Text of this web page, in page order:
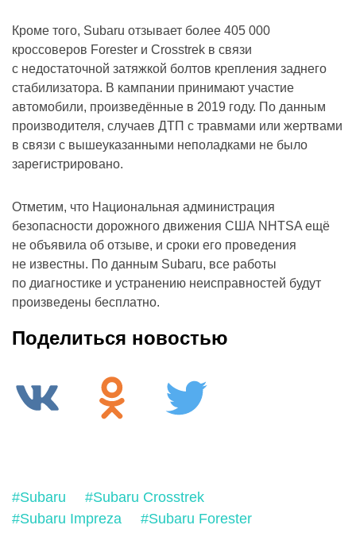
Кроме того, Subaru отзывает более 405 000
кроссоверов Forester и Crosstrek в связи
с недостаточной затяжкой болтов крепления заднего
стабилизатора. В кампании принимают участие
автомобили, произведённые в 2019 году. По данным
производителя, случаев ДТП с травмами или жертвами
в связи с вышеуказанными неполадками не было
зарегистрировано.
Отметим, что Национальная администрация
безопасности дорожного движения США NHTSA ещё
не объявила об отзыве, и сроки его проведения
не известны. По данным Subaru, все работы
по диагностике и устранению неисправностей будут
произведены бесплатно.
Поделиться новостью
#Subaru
#Subaru Crosstrek
#Subaru Impreza
#Subaru Forester